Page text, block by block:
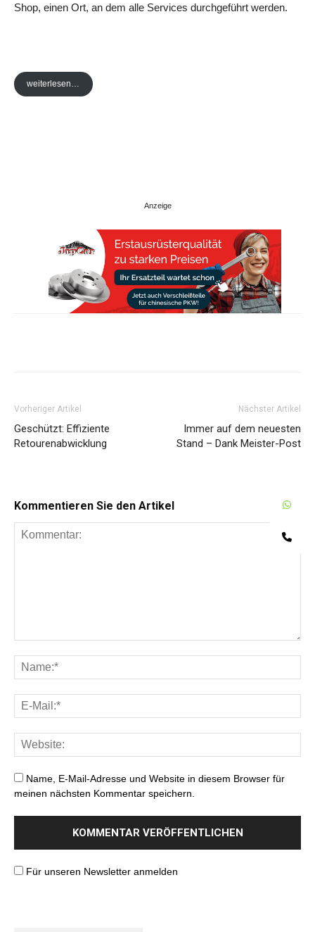
Shop, einen Ort, an dem alle Services durchgeführt werden.
weiterlesen…
Vorheriger Artikel
Geschützt: Effiziente
Retourenabwicklung
Nächster Artikel
Immer auf dem neuesten
Stand – Dank Meister-Post
Kommentieren Sie den Artikel
Name, E-Mail-Adresse und Website in diesem Browser für
meinen nächsten Kommentar speichern.
Für unseren Newsletter anmelden